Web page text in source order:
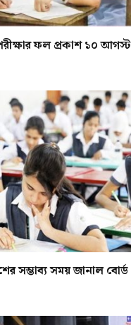
ফল প্রকাশ ১০ আগস্ট
সম্ভাব্য সময় জানাল বোর্ড